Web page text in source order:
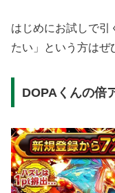
はじめにお試しで引
たい」という方はぜ
DOPAくんの倍